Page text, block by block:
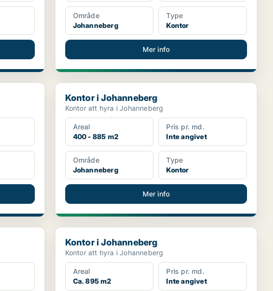
Område
Johanneberg
Type
Kontor
Mer info
Kontor i Johanneberg
Kontor i Johanneberg
Kontor att hyra i Johanneberg
Areal
400 - 885 m2
Pris pr. md.
Inte angivet
Område
Johanneberg
Type
Kontor
Mer info
Kontor i Johanneberg
Kontor i Johanneberg
Kontor att hyra i Johanneberg
Areal
Ca. 895 m2
Pris pr. md.
Inte angivet